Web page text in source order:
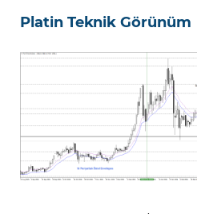
Platin Teknik Görünüm